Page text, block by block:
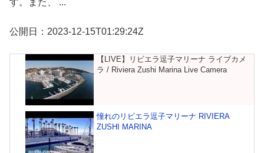
公開日：2023-12-15T01:29:24Z
【LIVE】リビエラ逗子マリーナ ライブカメ
ラ / Riviera Zushi Marina Live Camera
憧れのリビエラ逗子マリーナ RIVIERA
ZUSHI MARINA